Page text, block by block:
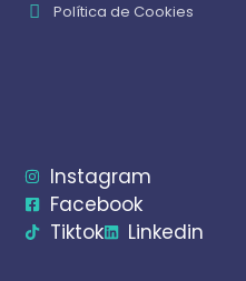
Política de Cookies
Instagram
Facebook
Tiktok
Linkedin